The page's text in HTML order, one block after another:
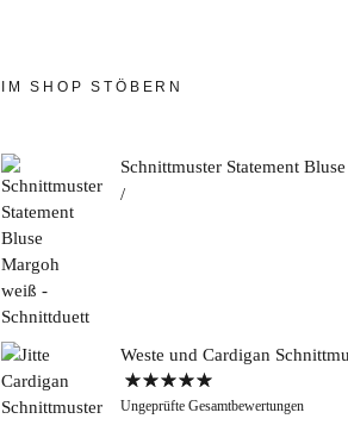
IM SHOP STÖBERN
Schnittmuster Statement
Weste und Cardigan
Bewertet mit
5.00von 5
Ungeprüfte Gesamtbewertungen